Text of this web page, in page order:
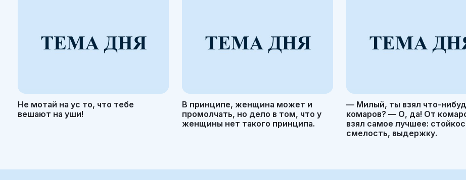
Не мотай на ус то, что тебе
вешают на уши!
В принципе, женщина может и
промолчать, но дело в том, что у
женщины нет такого принципа.
— Милый, ты взял что-
комаров? — О, да! От
взял самое лучшее:
смелость, выдержку.